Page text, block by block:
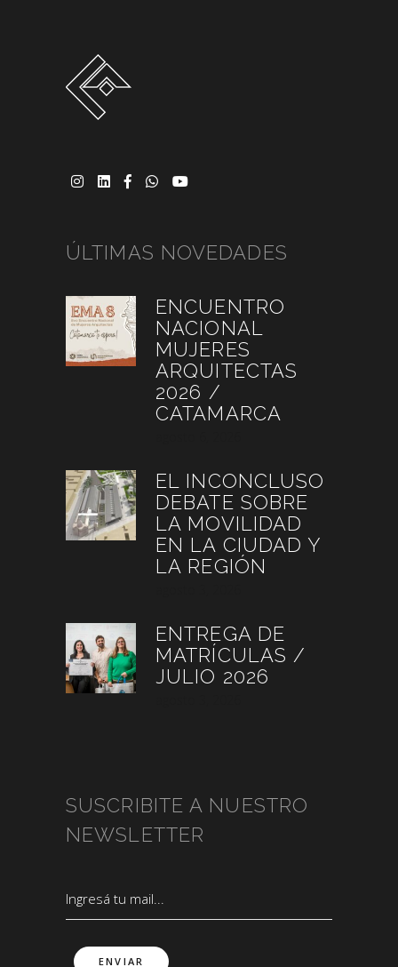
ÚLTIMAS NOVEDADES
ENCUENTRO
NACIONAL
MUJERES
ARQUITECTAS
2026 /
CATAMARCA
EL INCONCLUSO
DEBATE SOBRE
LA MOVILIDAD
EN LA CIUDAD Y
LA REGIÓN
ENTREGA DE
MATRÍCULAS /
JULIO 2026
SUSCRIBITE A NUESTRO
NEWSLETTER